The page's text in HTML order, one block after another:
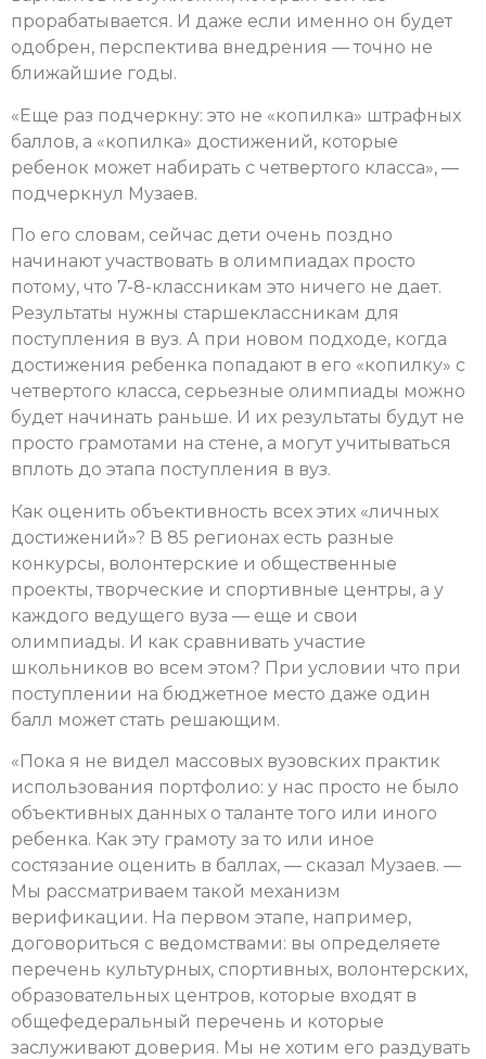
прорабатывается. И даже если именно он будет
одобрен, перспектива внедрения — точно не
ближайшие годы.
«Еще раз подчеркну: это не «копилка» штрафных
баллов, а «копилка» достижений, которые
ребенок может набирать с четвертого класса», —
подчеркнул Музаев.
По его словам, сейчас дети очень поздно
начинают участвовать в олимпиадах просто
потому, что 7-8-классникам это ничего не дает.
Результаты нужны старшеклассникам для
поступления в вуз. А при новом подходе, когда
достижения ребенка попадают в его «копилку» с
четвертого класса, серьезные олимпиады можно
будет начинать раньше. И их результаты будут не
просто грамотами на стене, а могут учитываться
вплоть до этапа поступления в вуз.
Как оценить объективность всех этих «личных
достижений»? В 85 регионах есть разные
конкурсы, волонтерские и общественные
проекты, творческие и спортивные центры, а у
каждого ведущего вуза — еще и свои
олимпиады. И как сравнивать участие
школьников во всем этом? При условии что при
поступлении на бюджетное место даже один
балл может стать решающим.
«Пока я не видел массовых вузовских практик
использования портфолио: у нас просто не было
объективных данных о таланте того или иного
ребенка. Как эту грамоту за то или иное
состязание оценить в баллах, — сказал Музаев. —
Мы рассматриваем такой механизм
верификации. На первом этапе, например,
договориться с ведомствами: вы определяете
перечень культурных, спортивных, волонтерских,
образовательных центров, которые входят в
общефедеральный перечень и которые
заслуживают доверия. Мы не хотим его раздувать